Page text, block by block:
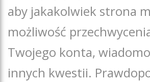
aby jakakolwiek strona
możliwość
Twojego konta,
innych kwestii.